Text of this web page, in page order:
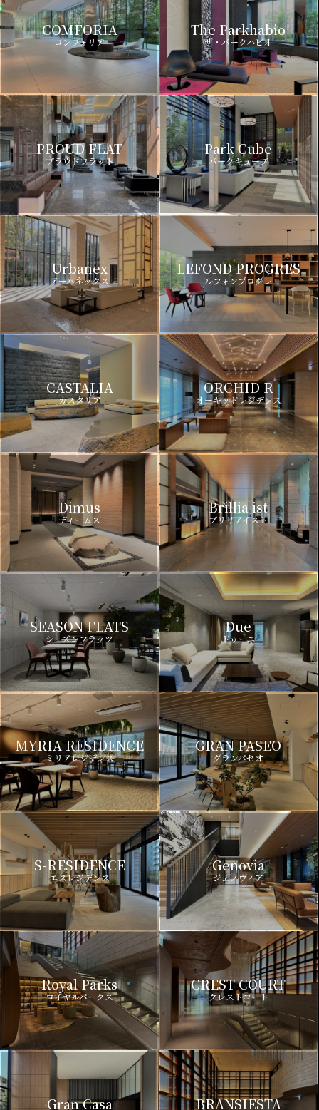
COMFORIA
コンフォリア
The Parkhabio
ザ・パークハビオ
PROUD FLAT
プラウドフラット
Park Cube
パークキューブ
Urbanex
アーバネックス
LEFOND PROGRES
ルフォンプログレ
CASTALIA
カスタリア
ORCHID R
オーキッドレジデンス
Dimus
ディームス
Brillia ist
ブリリアイスト
SEASON FLATS
シーズンフラッツ
Due
ドゥーエ
MYRIA RESIDENCE
ミリアレジデンス
GRAN PASEO
グランパセオ
S-RESIDENCE
エスレジデンス
Genovia
ジェノヴィア
Royal Parks
ロイヤルパークス
CREST COURT
クレストコート
Gran Casa BRANSIESTA